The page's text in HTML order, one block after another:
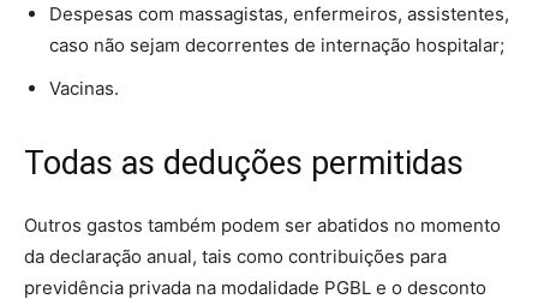
Despesas com massagistas, enfermeiros, assistentes,
caso não sejam decorrentes de internação hospitalar;
Vacinas.
Todas as deduções permitidas
Outros gastos também podem ser abatidos no momento
da declaração anual, tais como contribuições para
previdência privada na modalidade PGBL e o desconto